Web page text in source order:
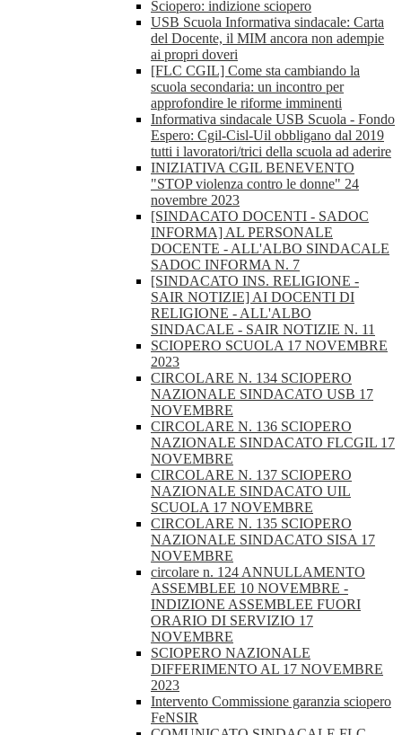
Sciopero: indizione sciopero
USB Scuola Informativa sindacale: Carta
del Docente, il MIM ancora non adempie
ai propri doveri
[FLC CGIL] Come sta cambiando la
scuola secondaria: un incontro per
approfondire le riforme imminenti
Informativa sindacale USB Scuola - Fondo
Espero: Cgil-Cisl-Uil obbligano dal 2019
tutti i lavoratori/trici della scuola ad aderire
INIZIATIVA CGIL BENEVENTO
"STOP violenza contro le donne" 24
novembre 2023
[SINDACATO DOCENTI - SADOC
INFORMA] AL PERSONALE
DOCENTE - ALL'ALBO SINDACALE
SADOC INFORMA N. 7
[SINDACATO INS. RELIGIONE -
SAIR NOTIZIE] AI DOCENTI DI
RELIGIONE - ALL'ALBO
SINDACALE - SAIR NOTIZIE N. 11
SCIOPERO SCUOLA 17 NOVEMBRE
2023
CIRCOLARE N. 134 SCIOPERO
NAZIONALE SINDACATO USB 17
NOVEMBRE
CIRCOLARE N. 136 SCIOPERO
NAZIONALE SINDACATO FLCGIL 17
NOVEMBRE
CIRCOLARE N. 137 SCIOPERO
NAZIONALE SINDACATO UIL
SCUOLA 17 NOVEMBRE
CIRCOLARE N. 135 SCIOPERO
NAZIONALE SINDACATO SISA 17
NOVEMBRE
circolare n. 124 ANNULLAMENTO
ASSEMBLEE 10 NOVEMBRE -
INDIZIONE ASSEMBLEE FUORI
ORARIO DI SERVIZIO 17
NOVEMBRE
SCIOPERO NAZIONALE
DIFFERIMENTO AL 17 NOVEMBRE
2023
Intervento Commissione garanzia sciopero
FeNSIR